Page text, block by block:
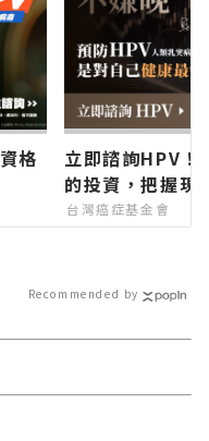
格
立即諮詢HPV！
的投資，把握現
台灣癌症基金會
Recommended by